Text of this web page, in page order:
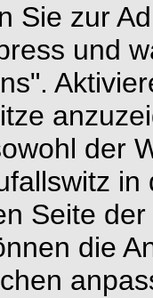
Sie zur
und
der
in
Seite
die